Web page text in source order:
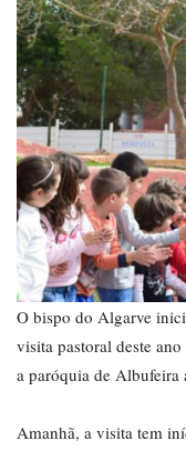
O bispo do Algarve
visita pastoral deste
a paróquia de Albufeira
Amanhã, a visita tem